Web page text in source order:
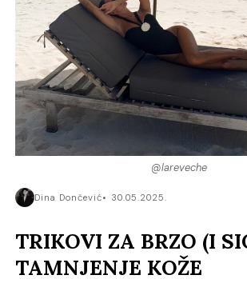
@lareveche
Dina Dončević 30.05.2025.
TRIKOVI ZA BRZO (I
TAMNJENJE KOŽE